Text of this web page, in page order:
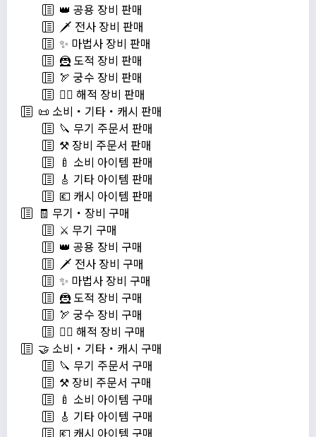
👑 공용 장비 판매
🗡️ 전사 장비 판매
✨ 마법사 장비 판매
🦹 도적 장비 판매
🏹 궁수 장비 판매
🏴‍☠️ 해적 장비 판매
📜 소비・기타・캐시 판매
🔪 무기 주문서 판매
⚒️ 장비 주문서 판매
🍼 소비 아이템 판매
🎸 기타 아이템 판매
💶 캐시 아이템 판매
🧾 무기・장비 구매
⚔️ 무기 구매
👑 공용 장비 구매
🗡️ 전사 장비 구매
✨ 마법사 장비 구매
🦹 도적 장비 구매
🏹 궁수 장비 구매
🏴‍☠️ 해적 장비 구매
🤝 소비・기타・캐시 구매
🔪 무기 주문서 구매
⚒️ 장비 주문서 구매
🍼 소비 아이템 구매
🎸 기타 아이템 구매
💶 캐시 아이템 구매